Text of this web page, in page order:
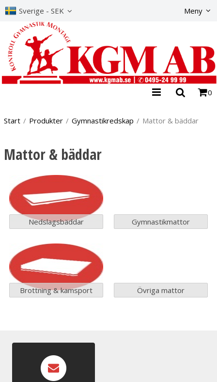
Sverige - SEK Meny
0
Start / Produkter / Gymnastikredskap / Mattor & bäddar
Mattor & bäddar
Nedslagsbäddar Gymnastikmattor
Brottning & kamsport Övriga mattor